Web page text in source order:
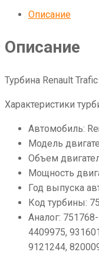
Описание
Описание
Турбина Renault
Характеристики
Автомобиль:
Модель
Объем
Мощность
Год выпуска
Код турбины:
Аналог:
4409975,
9121244,